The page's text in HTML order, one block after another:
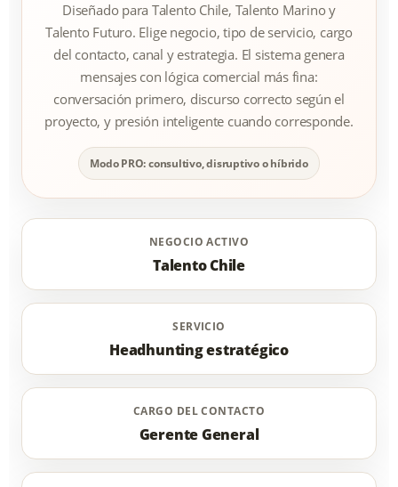
Diseñado para Talento Chile, Talento Marino y
Talento Futuro. Elige negocio, tipo de servicio, cargo
del contacto, canal y estrategia. El sistema genera
mensajes con lógica comercial más fina:
conversación primero, discurso correcto según el
proyecto, y presión inteligente cuando corresponde.
Modo PRO: consultivo, disruptivo o híbrido
NEGOCIO ACTIVO
Talento Chile
SERVICIO
Headhunting estratégico
CARGO DEL CONTACTO
Gerente General